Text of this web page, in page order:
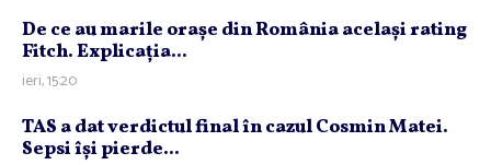
De ce au marile oraşe din România acelaşi rating
Fitch. Explicaţia...
ieri, 15:20
TAS a dat verdictul final în cazul Cosmin Matei.
Sepsi îşi pierde...